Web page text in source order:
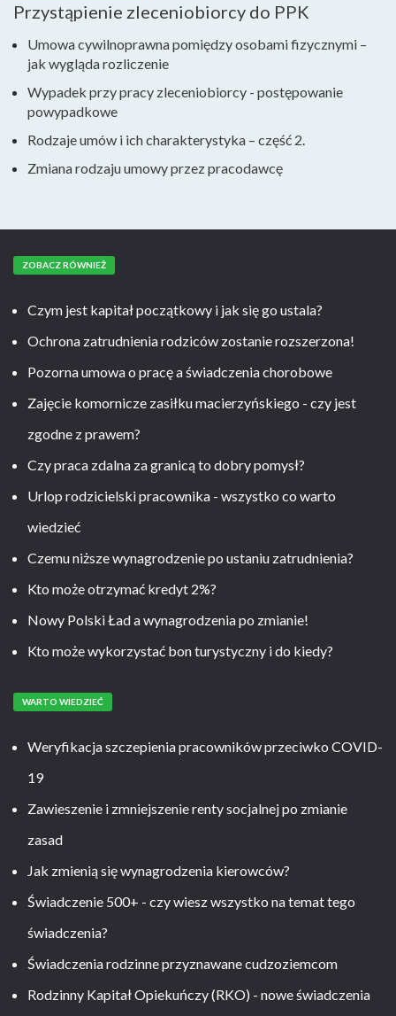
Przystąpienie zleceniobiorcy do PPK
Umowa cywilnoprawna pomiędzy osobami fizycznymi –
jak wygląda rozliczenie
Wypadek przy pracy zleceniobiorcy - postępowanie
powypadkowe
Rodzaje umów i ich charakterystyka – część 2.
Zmiana rodzaju umowy przez pracodawcę
ZOBACZ RÓWNIEŻ
Czym jest kapitał początkowy i jak się go ustala?
Ochrona zatrudnienia rodziców zostanie rozszerzona!
Pozorna umowa o pracę a świadczenia chorobowe
Zajęcie komornicze zasiłku macierzyńskiego - czy jest
zgodne z prawem?
Czy praca zdalna za granicą to dobry pomysł?
Urlop rodzicielski pracownika - wszystko co warto
wiedzieć
Czemu niższe wynagrodzenie po ustaniu zatrudnienia?
Kto może otrzymać kredyt 2%?
Nowy Polski Ład a wynagrodzenia po zmianie!
Kto może wykorzystać bon turystyczny i do kiedy?
WARTO WIEDZIEĆ
Weryfikacja szczepienia pracowników przeciwko COVID-
19
Zawieszenie i zmniejszenie renty socjalnej po zmianie
zasad
Jak zmienią się wynagrodzenia kierowców?
Świadczenie 500+ - czy wiesz wszystko na temat tego
świadczenia?
Świadczenia rodzinne przyznawane cudzoziemcom
Rodzinny Kapitał Opiekuńczy (RKO) - nowe świadczenia